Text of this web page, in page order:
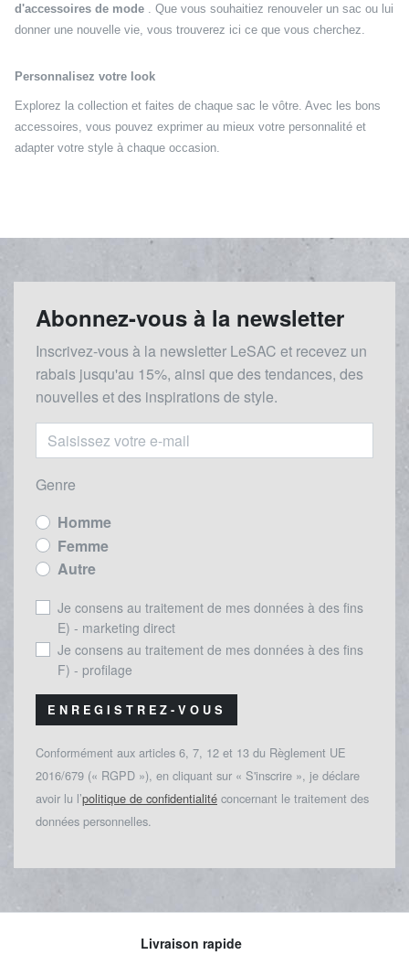
d'accessoires de mode . Que vous souhaitiez renouveler un sac ou lui
donner une nouvelle vie, vous trouverez ici ce que vous cherchez.
Personnalisez votre look
Explorez la collection et faites de chaque sac le vôtre. Avec les bons
accessoires, vous pouvez exprimer au mieux votre personnalité et
adapter votre style à chaque occasion.
Abonnez-vous à la newsletter
Inscrivez-vous à la newsletter LeSAC et recevez un
rabais jusqu'au 15%, ainsi que des tendances, des
nouvelles et des inspirations de style.
Genre
Homme
Femme
Autre
Je consens au traitement de mes données à des fins
E) - marketing direct
Je consens au traitement de mes données à des fins
F) - profilage
ENREGISTREZ-VOUS
Conformément aux articles 6, 7, 12 et 13 du Règlement UE
2016/679 (« RGPD »), en cliquant sur « S'inscrire », je déclare
avoir lu l’politique de confidentialité concernant le traitement des
données personnelles.
Livraison rapide